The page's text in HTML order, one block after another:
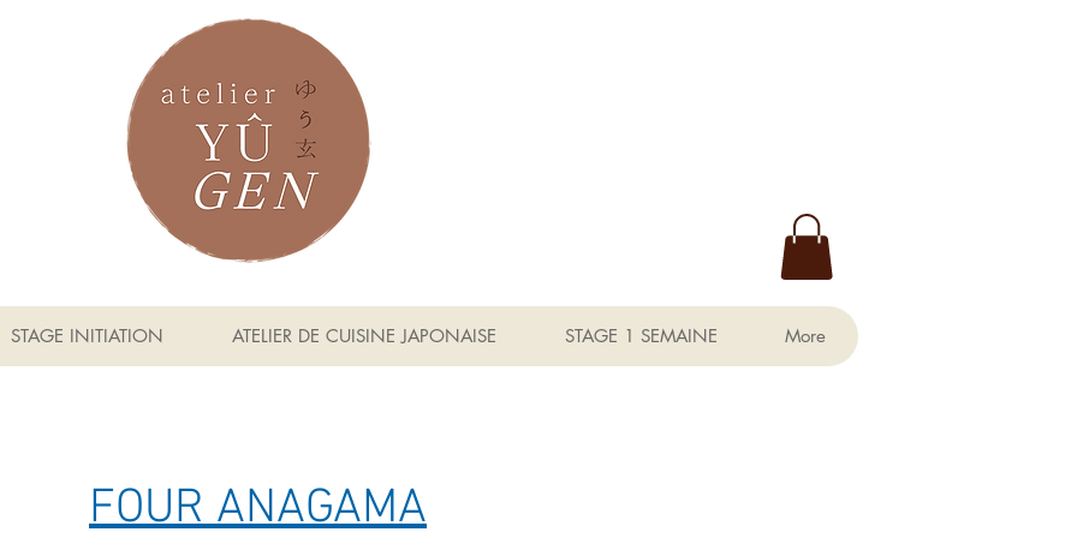
STAGE INITIATION ATELIER DE CUISINE JAPONAISE STAGE 1 SEMAINE More
FOUR ANAGAMA